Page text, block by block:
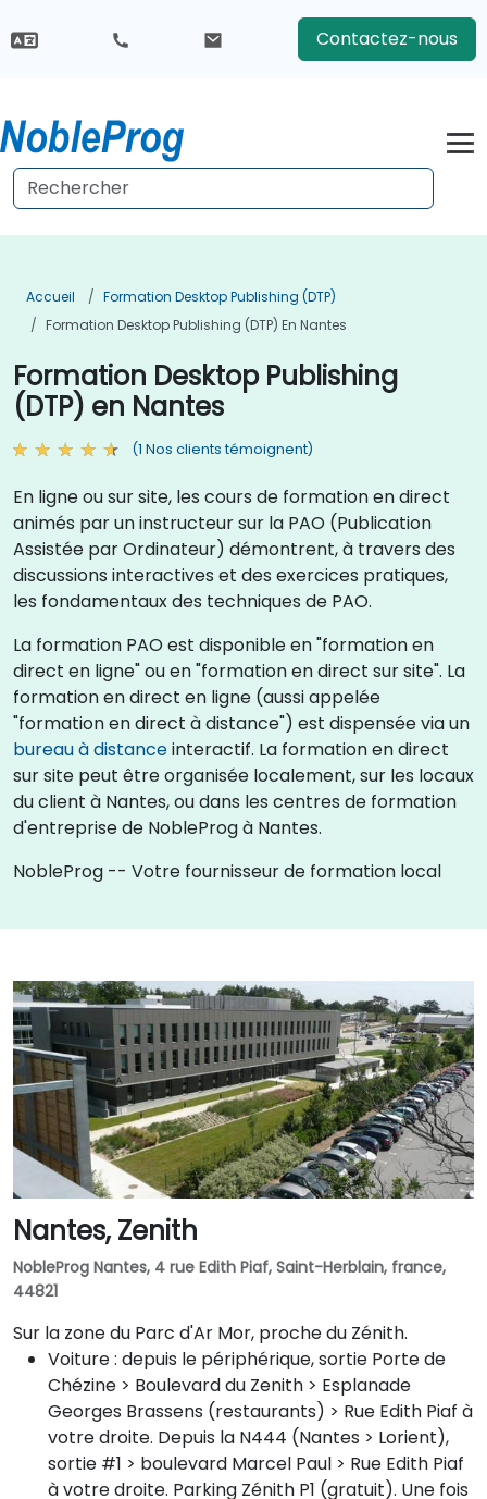
Contactez-nous
Accueil
Formation Desktop Publishing (DTP)
Formation Desktop Publishing (DTP) En Nantes
Formation Desktop Publishing
(DTP) en Nantes
(1 Nos clients témoignent)
En ligne ou sur site, les cours de formation en direct
animés par un instructeur sur la PAO (Publication
Assistée par Ordinateur) démontrent, à travers des
discussions interactives et des exercices pratiques,
les fondamentaux des techniques de PAO.
La formation PAO est disponible en "formation en
direct en ligne" ou en "formation en direct sur site". La
formation en direct en ligne (aussi appelée
"formation en direct à distance") est dispensée via un
bureau à distanceinteractif. La formation en direct
sur site peut être organisée localement, sur les locaux
du client à Nantes, ou dans les centres de formation
d'entreprise de NobleProg à Nantes.
NobleProg -- Votre fournisseur de formation local
Nantes, Zenith
NobleProg Nantes, 4 rue Edith Piaf, Saint-Herblain, france,
44821
Sur la zone du Parc d'Ar Mor, proche du Zénith.
Voiture : depuis le périphérique, sortie Porte de
Chézine > Boulevard du Zenith > Esplanade
Georges Brassens (restaurants) > Rue Edith Piaf à
votre droite. Depuis la N444 (Nantes > Lorient),
sortie #1 > boulevard Marcel Paul > Rue Edith Piaf
à votre droite. Parking Zénith P1 (gratuit). Une fois